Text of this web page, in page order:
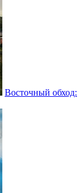
Восточный обход: